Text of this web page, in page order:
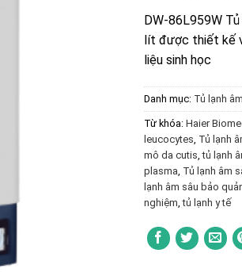
DW-86L959W
lít được thiết kế
liệu sinh học
Danh mục: Tủ lạnh
Từ khóa: Haier
leucocytes, Tủ lạnh
mô da cutis,tủ lạnh
plasma, Tủ lạnh âm
lạnh âm sâu bảo
nghiệm,tủ lạnh y tế